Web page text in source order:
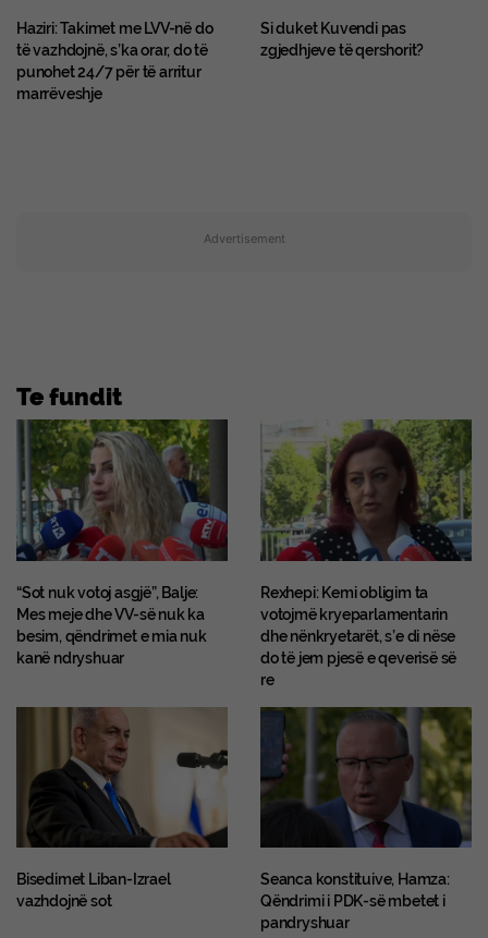
Haziri: Takimet me LVV-në do
të vazhdojnë, s’ka orar, do të
punohet 24/7 për të arritur
marrëveshje
Si duket Kuvendi pas
zgjedhjeve të qershorit?
Advertisement
Te fundit
“Sot nuk votoj asgjë”, Balje:
Mes meje dhe VV-së nuk ka
besim, qëndrimet e mia nuk
kanë ndryshuar
Rexhepi: Kemi obligim ta
votojmë kryeparlamentarin
dhe nënkryetarët, s’e di nëse
do të jem pjesë e qeverisë së
re
Bisedimet Liban-Izrael
vazhdojnë sot
Seanca konstituive, Hamza:
Qëndrimi i PDK-së mbetet i
pandryshuar